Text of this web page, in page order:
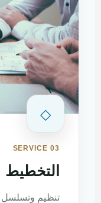
◇
SERVICE 03
التخطيط
تنظيم وتسلسل